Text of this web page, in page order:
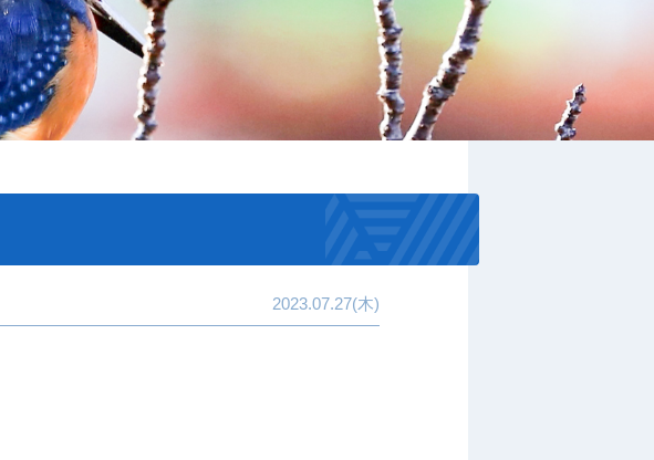
2023.07.27(木)